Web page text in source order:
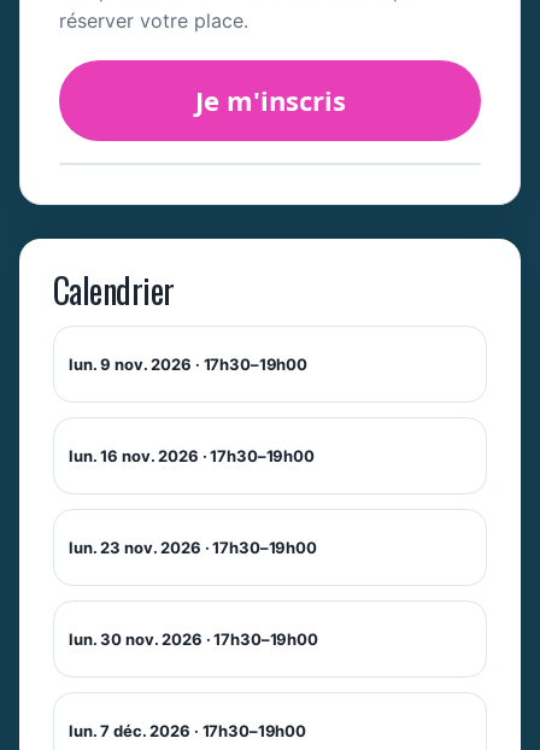
réserver votre place.
Je m'inscris
Calendrier
lun. 9 nov. 2026 · 17h30–19h00
lun. 16 nov. 2026 · 17h30–19h00
lun. 23 nov. 2026 · 17h30–19h00
lun. 30 nov. 2026 · 17h30–19h00
lun. 7 déc. 2026 · 17h30–19h00